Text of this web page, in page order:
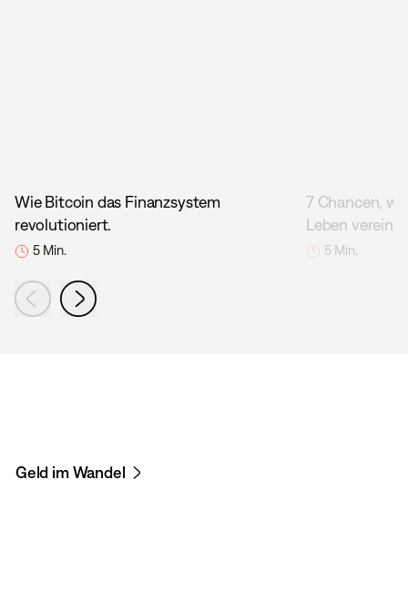
Wie Bitcoin das Finanzsystem
revolutioniert.
5 Min.
7 Chancen,
Leben
5 Min.
Geld im Wandel